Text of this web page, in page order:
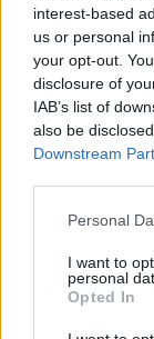
interest-based
us or personal
your opt-out.
disclosure of
IAB’s list of
also be
Downstream
Personal
I want to
personal
Opted In
Con este
espera baje
pero
atención en
circuito tan
muchos
arrastrando
acaba de